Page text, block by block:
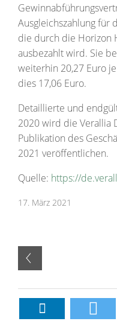
Ausgleichszahlung für
die durch die Horizon
ausbezahlt wird. Sie
weiterhin 20,27 Euro
dies 17,06 Euro.
Detaillierte und
2020 wird die Verallia
Publikation des
2021 veröffentlichen.
Quelle: https://
17. März 2021